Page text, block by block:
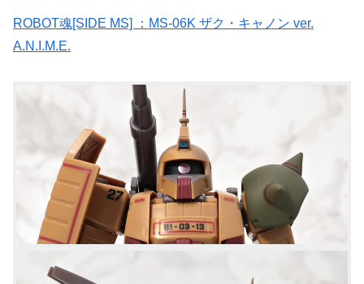
ROBOT魂[SIDE MS] ：MS-06K ザク・キャノン ver.
A.N.I.M.E.